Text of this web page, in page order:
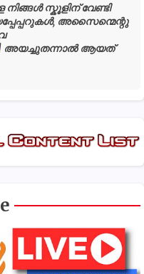
സ്കൂളിന് വേണ്ടി
അസൈന്മെന്റു
അയച്ചുതന്നാൽ ആയത്